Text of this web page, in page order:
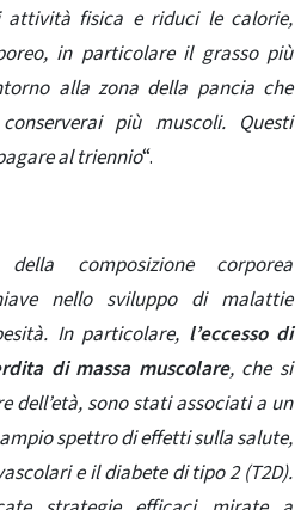
fisica e riduci le calorie,
in particolare il grasso più
alla zona della pancia che
più muscoli. Questi
al triennio“.
della composizione corporea
nello sviluppo di malattie
In particolare, l’eccesso di
di massa muscolare, che si
dell’età, sono stati associati a un
spettro di effetti sulla salute,
e il diabete di tipo 2 (T2D).